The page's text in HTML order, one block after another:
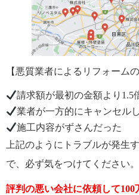
【悪質業者によるリフォーム
請求額が最初の金額より1.5
業者が一方的にキャンセル
施工内容がずさんだった
上記のようにトラブルが発生
で、必ず気をつけてください。
評判の悪い会社に依頼して100